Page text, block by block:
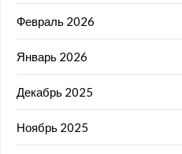
Февраль 2026
Январь 2026
Декабрь 2025
Ноябрь 2025